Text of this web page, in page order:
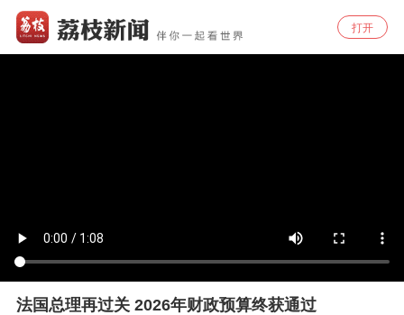
打开
法国总理再过关 2026年财政预算终获通过